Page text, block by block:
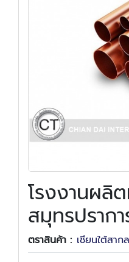
โรงงานผลิ
สมุทรปรากา
ตราสินค้า : เชียนใต้สาก